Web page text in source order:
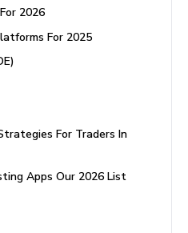
2026
For 2025
For Traders In
Apps Our 2026 List